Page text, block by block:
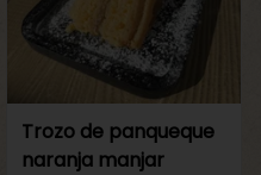
Trozo de panqueque
naranja manjar